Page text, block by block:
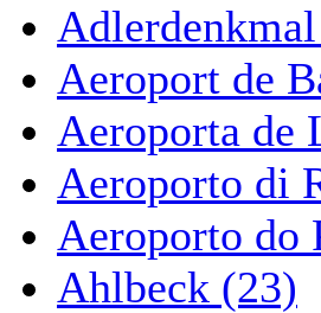
Aeroport de
Aeroporta de
Aeroporto di
Aeroporto do
Ahlbeck (23)